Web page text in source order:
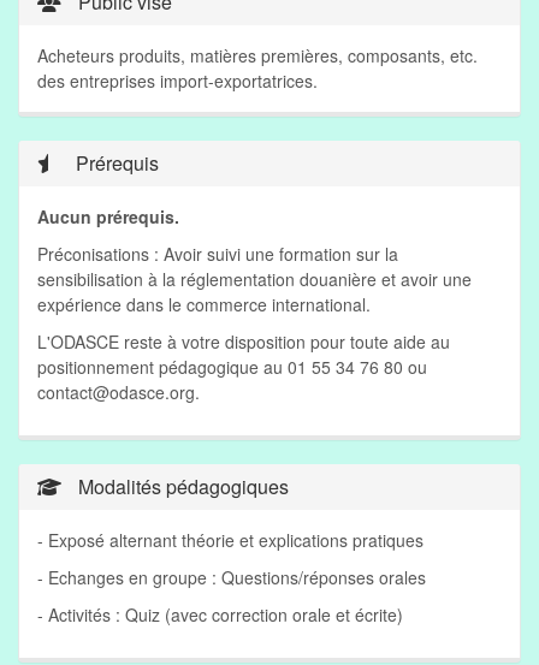
Acheteurs produits, matières premières, composants, etc.
des entreprises import-exportatrices.
Prérequis
Aucun prérequis.
Préconisations : Avoir suivi une formation sur la
sensibilisation à la réglementation douanière et avoir une
expérience dans le commerce international.
L'ODASCE reste à votre disposition pour toute aide au
positionnement pédagogique au 01 55 34 76 80 ou
contact@odasce.org.
Modalités pédagogiques
- Exposé alternant théorie et explications pratiques
- Echanges en groupe : Questions/réponses orales
- Activités : Quiz (avec correction orale et écrite)